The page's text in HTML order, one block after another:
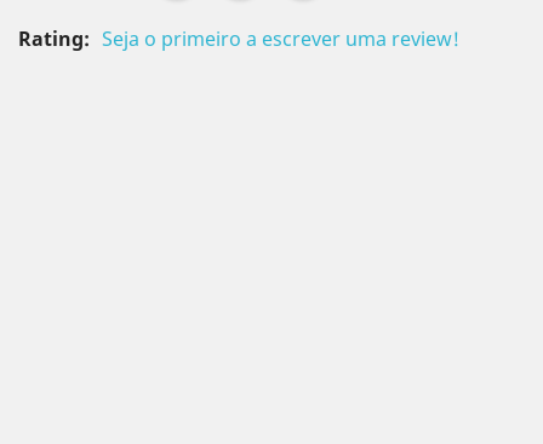
Rating: Seja o primeiro a escrever uma review!